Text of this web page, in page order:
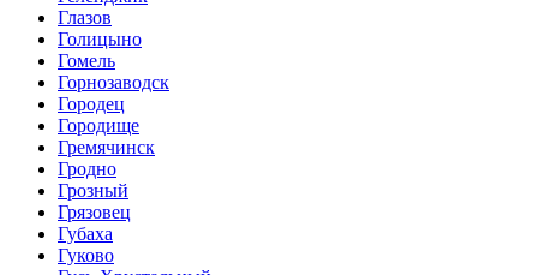
Глазов
Голицыно
Гомель
Горнозаводск
Городец
Городище
Гремячинск
Гродно
Грозный
Грязовец
Губаха
Гуково